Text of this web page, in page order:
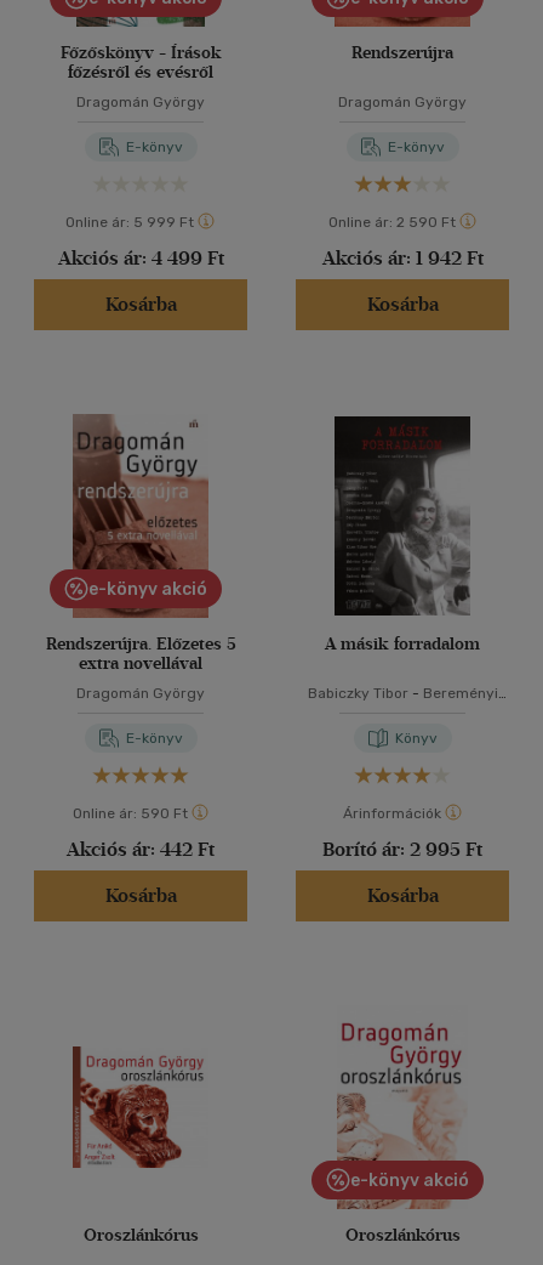
Főzőskönyv - Írások
főzésről és evésről
Dragomán György
E-könyv
Online ár: 5 999 Ft
Akciós ár: 4 499 Ft
Kosárba
Rendszerújra
Dragomán György
E-könyv
Online ár: 2 590 Ft
Akciós ár: 1 942 Ft
Kosárba
e-könyv akció
Rendszerújra. Előzetes 5
extra novellával
Dragomán György
E-könyv
Online ár: 590 Ft
Akciós ár: 442 Ft
Kosárba
A másik forradalom
Babiczky Tibor - Bereményi
Cserna-Szabó András
Dragomán György
Gerlóczy Márton-Háy János
-Kiss Tibor Noé-
Rainer M. János-Szécsi
Noémi-Totth Benedek-
Vámos Miklós
Könyv
Árinformációk
Borító ár: 2 995 Ft
Kosárba
Oroszlánkórus
e-könyv akció
Oroszlánkórus